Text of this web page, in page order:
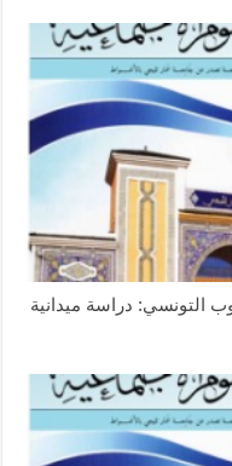
التونسي: دراسة ميدانية